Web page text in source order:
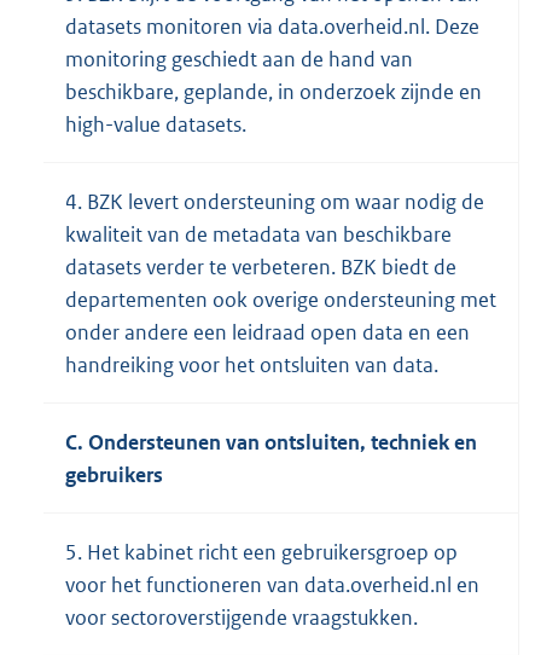
datasets monitoren via data.overheid.nl. Deze
monitoring geschiedt aan de hand van
beschikbare, geplande, in onderzoek zijnde en
high-value datasets.
4. BZK levert ondersteuning om waar nodig de
kwaliteit van de metadata van beschikbare
datasets verder te verbeteren. BZK biedt de
departementen ook overige ondersteuning met
onder andere een leidraad open data en een
handreiking voor het ontsluiten van data.
C. Ondersteunen van ontsluiten, techniek en
gebruikers
5. Het kabinet richt een gebruikersgroep op
voor het functioneren van data.overheid.nl en
voor sectoroverstijgende vraagstukken.